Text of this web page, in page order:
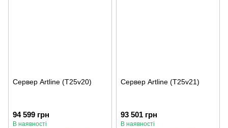
Сервер Artline (T25v20)
94 599 грн
В наявності
Сервер Artline (T25v21)
93 501 грн
В наявності